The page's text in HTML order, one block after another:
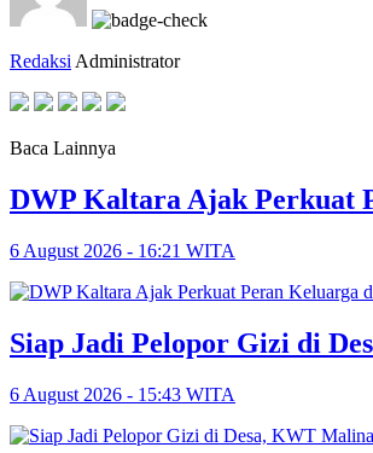
Redaksi Administrator
Baca Lainnya
DWP Kaltara Ajak Perkuat
6 August 2026 - 16:21 WITA
Siap Jadi Pelopor Gizi di
6 August 2026 - 15:43 WITA